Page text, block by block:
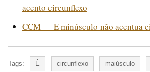
acento circunflexo
CCM — E minúsculo não acentua
Tags: Ê circunflexo maiúsculo